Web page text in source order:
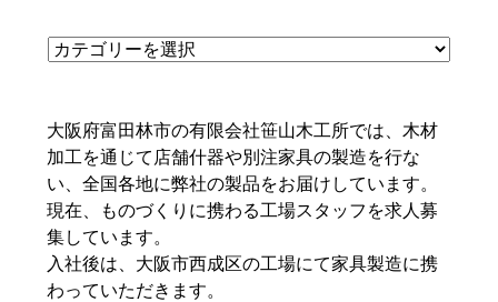
大阪府富田林市の有限会社笹山木工所では、木材
加工を通じて店舗什器や別注家具の製造を行な
い、全国各地に弊社の製品をお届けしています。
現在、ものづくりに携わる工場スタッフを求人募
集しています。
入社後は、大阪市西成区の工場にて家具製造に携
わっていただきます。